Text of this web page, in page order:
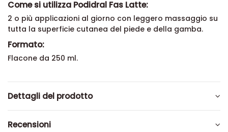
Come si utilizza Podidral Fas Latte:
2 o più applicazioni al giorno con leggero massaggio su
tutta la superficie cutanea del piede e della gamba.
Formato:
Flacone da 250 ml.
Dettagli del prodotto
Recensioni